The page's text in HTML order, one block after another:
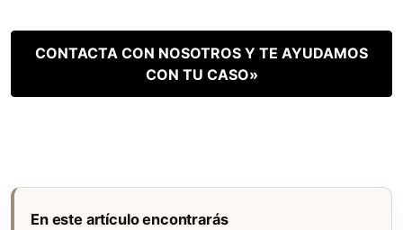
CONTACTA CON NOSOTROS Y TE AYUDAMOS
CON TU CASO»
En este artículo encontrarás